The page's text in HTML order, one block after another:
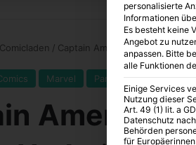
Comicladen / Captain America „Sam Wilson
Marvel Panini
America
personalisierte
Informationen
Es besteht keine
Angebot zu
anpassen. Bitte
alle Funktionen
Einige Services
Nutzung dieser
Art. 49 (1) lit. a
Datenschutz
Behörden
für